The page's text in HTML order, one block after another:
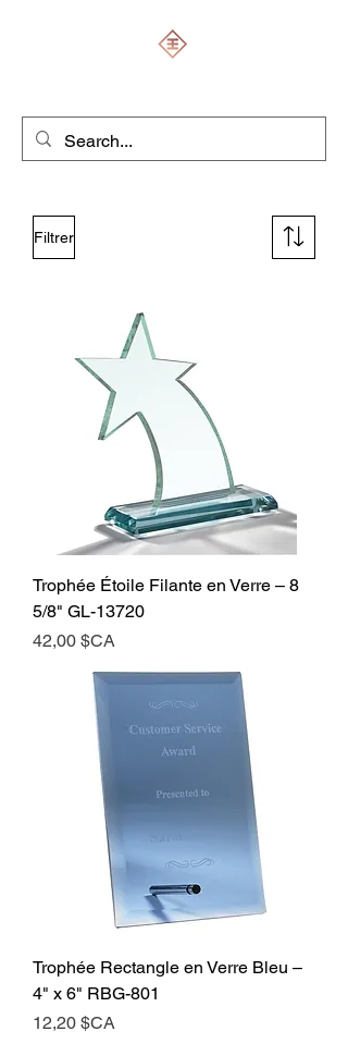
Filtrer
Trophée Étoile Filante en Verre – 8
5/8" GL-13720
Prix
42,00 $CA
Trophée Rectangle en Verre Bleu –
4" x 6" RBG-801
Prix
12,20 $CA